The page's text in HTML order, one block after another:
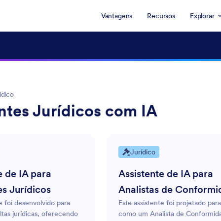
Vantagens Recursos Explorar
Jurídicos com IA
de IA para
Jurídicos
foi desenvolvido para
jurídicas, oferecendo
Jurídico
Assistente de IA para
Analistas de
Este assistente foi projetado
como um Analista de